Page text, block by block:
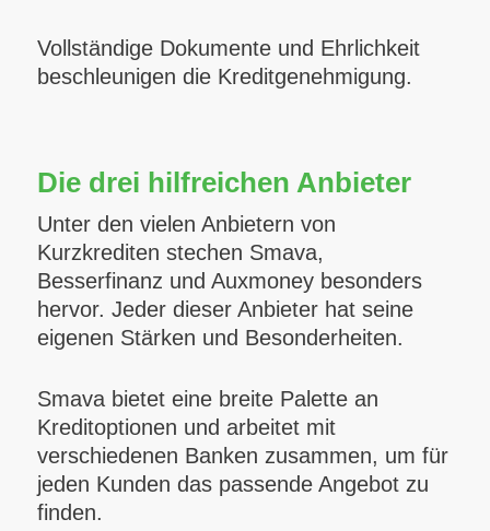
Vollständige Dokumente und Ehrlichkeit
beschleunigen die Kreditgenehmigung.
Die drei hilfreichen Anbieter
Unter den vielen Anbietern von
Kurzkrediten stechen Smava,
Besserfinanz und Auxmoney besonders
hervor. Jeder dieser Anbieter hat seine
eigenen Stärken und Besonderheiten.
Smava bietet eine breite Palette an
Kreditoptionen und arbeitet mit
verschiedenen Banken zusammen, um für
jeden Kunden das passende Angebot zu
finden.